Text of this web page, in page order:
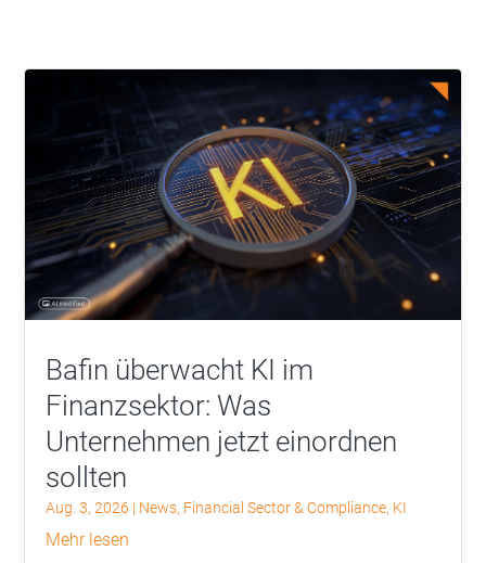
Bafin überwacht KI im
Finanzsektor: Was
Unternehmen jetzt einordnen
sollten
Aug. 3, 2026 | News, Financial Sector & Compliance, KI
mehr lesen